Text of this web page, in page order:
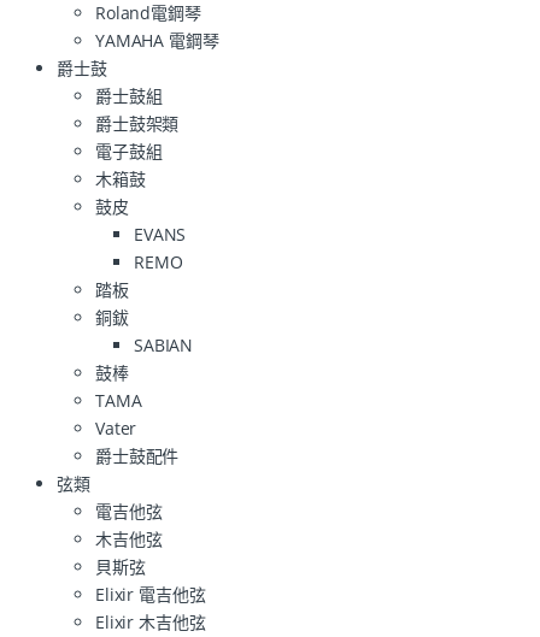
Roland電鋼琴
YAMAHA 電鋼琴
爵士鼓
爵士鼓組
爵士鼓架類
電子鼓組
木箱鼓
鼓皮
EVANS
REMO
踏板
銅鈸
SABIAN
鼓棒
TAMA
Vater
爵士鼓配件
弦類
電吉他弦
木吉他弦
貝斯弦
Elixir 電吉他弦
Elixir 木吉他弦